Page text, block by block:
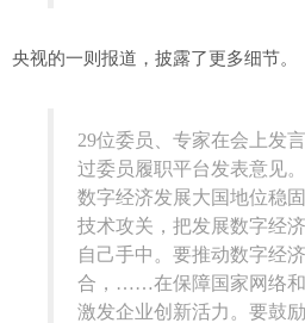
央视的一则报道，披露了更多细节。
29位委员、专家在会上发
过委员履职平台发表意见
数字经济发展大国地位稳
技术攻关，把发展数字经
自己手中。要推动数字经
合，……在保障国家网络和
激发企业创新活力。要鼓